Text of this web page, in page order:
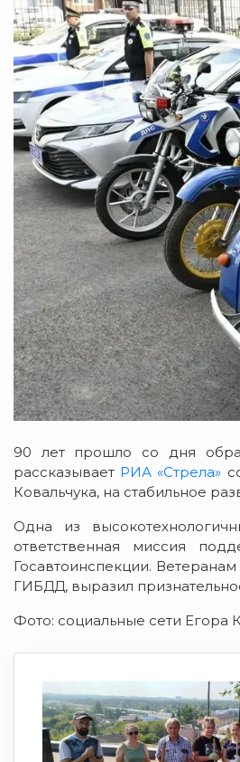
90 лет прошло со дня
рассказывает РИА «Стрела»
Ковальчука, на стабильное
Одна из
ответственная миссия
Госавтоинспекции.
ГИБДД, выразил
Фото: социальные сети Егора